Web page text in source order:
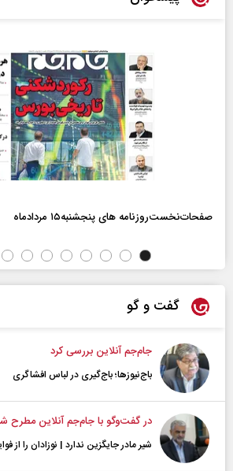
صفحات‌نخست‌روزنامه ها‌ی پنجشنبه‌۱۵ مردادماه
گفت و گو
جام‌جم آنلاین بررسی کرد
باج‌نیوزها؛ باج‌گیری در لباس افشاگری
در گفت‌و‌گو با جام‌جم آنلاین مطرح
شیر مادر جایگزین ندارد | نوزادان را از